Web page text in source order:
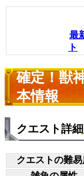
最
ト
確定！獣
本情報
クエスト詳細
クエストの難易